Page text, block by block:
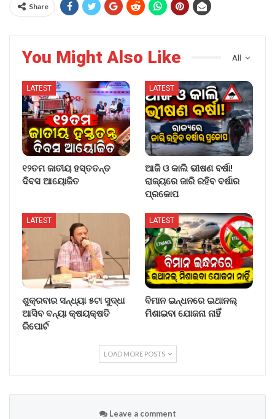
Share
All
You Might Also Like
LATEST
୧୨ତମ ଜାତୀୟ ହସ୍ତତନ୍ତ
ଦିବସ ଆୟୋଜିତ
LATEST
ଆଜି ଓ କାଲି ଭୀଷଣ ବର୍ଷା!
ରାଜ୍ୟରେ ଜାରି ରହିବ ବର୍ଷାର
ପ୍ରକୋପ
LATEST
ଶୁକ୍ରବାର ସନ୍ଧ୍ୟା ୫ଟା ସୁଦ୍ଧା
ଆସିବ ବନ୍ୟା କ୍ଷୟକ୍ଷତି
ରିପୋର୍ଟ
LATEST
ବିମାନ ଇନ୍ଧନରେ ଇଥାନଲ୍
ମିଶାଇବା ଯୋଜନା ନାହିଁ
LOAD MORE POSTS
Leave a comment